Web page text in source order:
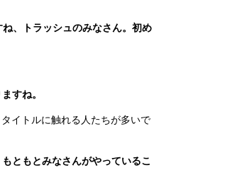
、トラッシュのみなさん。初め
すね。
イトルに触れる人たちが多いで
ともとみなさんがやっているこ